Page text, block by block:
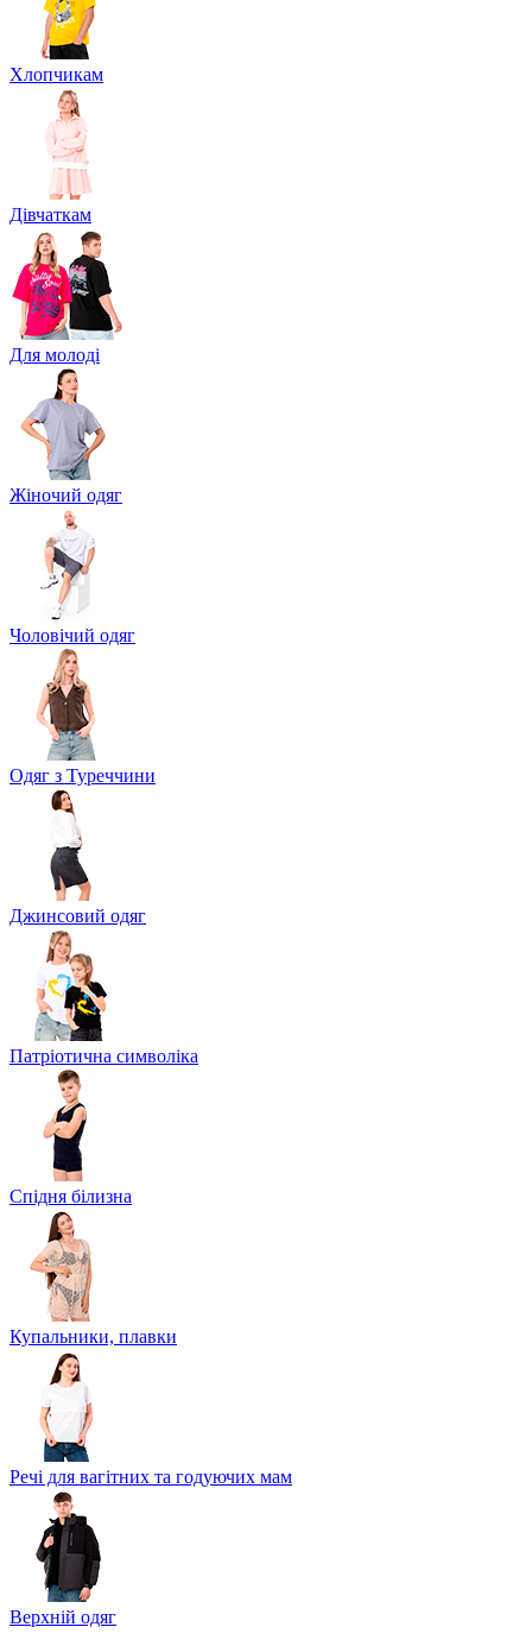
Хлопчикам
Дівчаткам
Для молоді
Жіночий одяг
Чоловічий одяг
Одяг з Туреччини
Джинсовий одяг
Патріотична символіка
Спідня білизна
Купальники, плавки
Речі для вагітних та годуючих мам
Верхній одяг